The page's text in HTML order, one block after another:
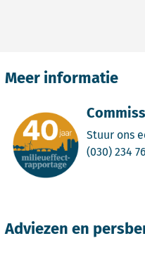
Stuur ons
(030) 234
Meer informatie
Adviezen en